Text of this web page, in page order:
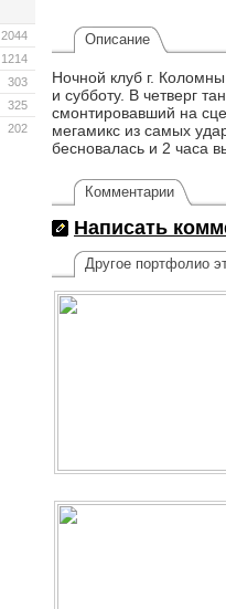
2044
1214
303
325
202
Описание
Ночной клуб г.
и субботу. В четверг
смонтировавший на
мегамикс из самых
бесновалась и 2 часа
Комментарии
Написать
Другое портфолио